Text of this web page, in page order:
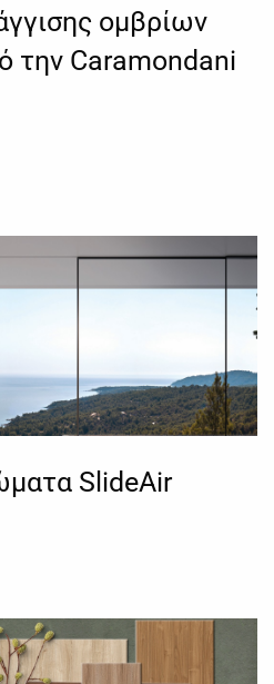
ομβρίων
την Caramondani
SlideAir